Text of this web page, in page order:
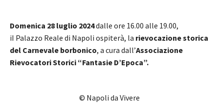
Domenica 28 luglio 2024dalle ore 16.00 alle 19.00,
iI Palazzo Reale di Napoli ospiterà, la rievocazione storica
del Carnevale borbonico, a cura dall’Associazione
Rievocatori Storici “Fantasie D’Epoca”.
© Napoli da Vivere